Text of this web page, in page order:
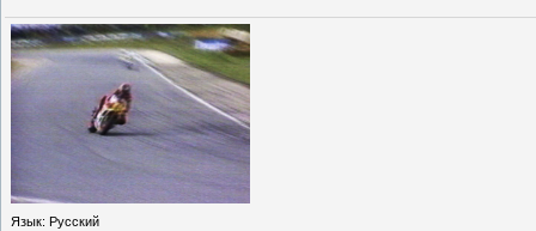
Язык: Русский